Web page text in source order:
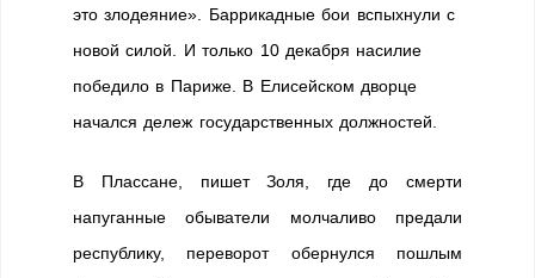
это злодеяние». Баррикадные бои вспыхнули с
новой силой. И только 10 декабря насилие
победило в Париже. В Елисейском дворце
начался дележ государственных должностей.
В Плассане, пишет Золя, где до смерти
напуганные обыватели молчаливо предали
республику, переворот обернулся пошлым